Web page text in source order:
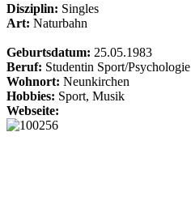
Disziplin: Singles
Art: Naturbahn
Geburtsdatum: 25.05.1983
Beruf: Studentin Sport/Psychologie
Wohnort: Neunkirchen
Hobbies: Sport, Musik
Webseite: